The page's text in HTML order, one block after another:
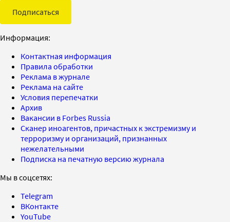
Подписаться
Информация:
Контактная информация
Правила обработки
Реклама в журнале
Реклама на сайте
Условия перепечатки
Архив
Вакансии в Forbes Russia
Сканер иноагентов, причастных к экстремизму и
терроризму и организаций, признанных
нежелательными
Подписка на печатную версию журнала
Мы в соцсетях:
Telegram
ВКонтакте
YouTube